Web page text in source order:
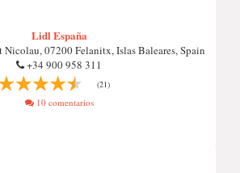
Lidl España
07200 Felanitx, Islas Baleares, Spain
+34 900 958 311
(21)
10 comentarios